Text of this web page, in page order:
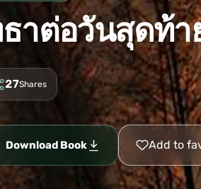
าต่อวันสุดท้า
27Shares
Download Book Add to